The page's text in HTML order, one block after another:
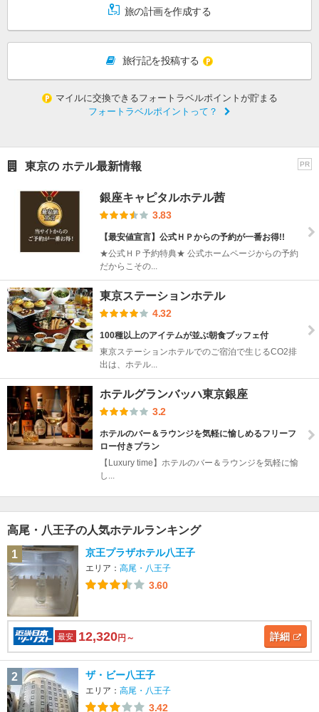
旅の計画を作成する
旅行記を投稿する
マイルに交換できるフォートラベルポイントが貯まる
フォートラベルポイントって？
PR
東京の ホテル最新情報
銀座キャピタルホテル茜
3.83
【最安値宣言】公式ＨＰからの予約が一番お得!!
★公式ＨＰ予約特典★ 公式ホームページからの予約
だからこその...
東京ステーションホテル
4.32
100種以上のアイテムが並ぶ朝食ブッフェ付
東京ステーションホテルでのご宿泊で生じるCO2排
出は、ホテル...
ホテルグランバッハ東京銀座
3.2
ホテルのバー＆ラウンジを気軽に愉しめるフリーフ
ロー付きプラン
【Luxury time】ホテルのバー＆ラウンジを気軽に愉
し...
高尾・八王子の人気ホテルランキング
1
京王プラザホテル八王子
エリア： 高尾・八王子
3.60
最安 12,320円～ 詳細
2 ザ・ビー八王子
エリア： 高尾・八王子
3.42